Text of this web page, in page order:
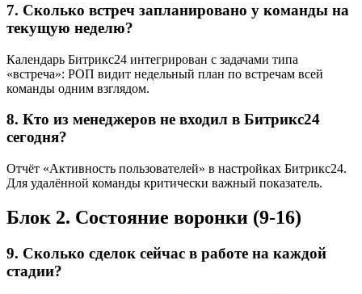
7. Сколько встреч запланировано у команды на
текущую неделю?
Календарь Битрикс24 интегрирован с задачами типа
«встреча»: РОП видит недельный план по встречам всей
команды одним взглядом.
8. Кто из менеджеров не входил в Битрикс24
сегодня?
Отчёт «Активность пользователей» в настройках Битрикс24.
Для удалённой команды критически важный показатель.
Блок 2. Состояние воронки (9-16)
9. Сколько сделок сейчас в работе на каждой
стадии?